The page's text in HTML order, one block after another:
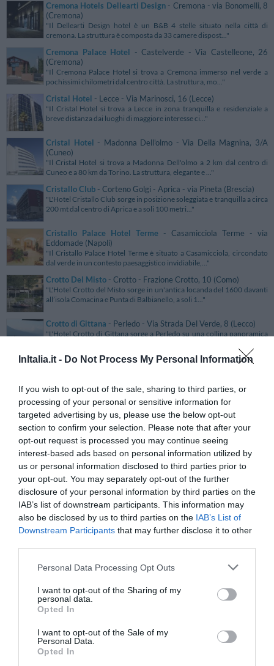
InItalia.it - Do Not Process My Personal Information
If you wish to opt-out of the sale, sharing to third parties, or
processing of your personal or sensitive information for
targeted advertising by us, please use the below opt-out
section to confirm your selection. Please note that after your
opt-out request is processed you may continue seeing
interest-based ads based on personal information utilized by
us or personal information disclosed to third parties prior to
your opt-out. You may separately opt-out of the further
disclosure of your personal information by third parties on the
IAB’s list of downstream participants. This information may
also be disclosed by us to third parties on the IAB’s List of
Downstream Participants that may further disclose it to other
Personal Data Processing Opt Outs
I want to opt-out of the Sharing of my
personal data.
Opted In
I want to opt-out of the Sale of my
Personal Data.
Opted In
Cremona Hotels Dellearti Design - Cremona - via Bonomelli, 8
(Cremona)
"Il Dellearti Design hotel è un B&B 4 stelle situato nella città di
cremona. La struttura è composta da 33 camere dispost..."
Cremona Palace Hotel - Castelverde - Via Castelleone, 26
(Cremona)
"Il Cremona Palace Hotel si trova a Cremona immerso nel verde a
pochissimi chilometri dal centro città. La struttura, mo..."
Cristal Hotel - Lecce - Via Marinosci, 16 (Lecce)
"Il Cristal Hotel si trova a Lecce in zona tranquilla e residenziale a
breve distanza dai luoghi di maggiore interesse ci..."
Cristal Hotel - Madonna Dell'olmo - Via Della Magnina, 3/A
(Cuneo)
"Il Cristal Hotel si trova a Madonna Dell'olmo a 2 km dal centro di
Cuneo e a 80 km da Torino. La struttura, elegante e ..."
Cristallo Club - Corteno Golgi - Aprica - via Pineta (Brescia)
"L'Hotel Cristallo Club sorge in posizione soleggiata e tranquilla a circa
200 mt dal centro di Aprica e a soli 100 metri..."
Cristallo Palace Hotel Terme - Casamicciola Terme - via
Eddomade (Napoli)
"Il Cristallo Palace Hotel Terme è situato a Casamicciola, circondato
dal verde in un contesto paesaggistico invidiabile,..."
Crotto Del Misto - Crotto - Frazione Crotto, 10 (Como)
"L'Hotel Crotto del Misto sorge in un'antica locanda del 1600 davanti
all’isola Comacina e Punta di Balbianello, a soli 1..."
Crotto di Gittana - Perledo - Via Strada Del Verde, 8 (Lecco)
"L'Hotel Crotto di Gittana sorge a Perledo su una collina panoramica
- Milano - Via Melchiorre Gioia, 73
"Il Crowne Plaza Milan City è un hotel a 4 stelle superior di nuova
costruzione situato nel cuore dell'area commerciale d..."
Crowne Plaza Padova - Padova - via Po, 197 (Padova)
"L'Hotel Holiday Inn Padova è una struttura di recente costruzione
dallo stile ricercato e singolare per l'eleganza degli..."
Crowne Plaza Stabiae Sorrento Coast- Castellamare Di Stabia
- S.S. Sorrentina, 145 (Napoli)
"Il Crowne Plaza Stabiae Sorrento Coast è un raffinato albergo 4 stelle
Superior, situato in posizione incantevole sul tr..."
Crowne Plaza Venice East- Quarto D'altino - V.le Resistenza,
18 (Venezia)
"Il Crowne Plaza Venice East offre comfort di alto livello in un
ambiente raffinato, per la riuscita di soggiorni Busines..."
Cruccuris Resort- Villasimius - Cruccuris (Cagliari)
in posizione privilegiata rispetto alla Baia di..."
Cruiser Congress Hotel- Pesaro - viale Trieste, 281 (Pesaro E
Urbino)
"Il Cruiser Congress Hotel è una moderna struttura 4 stelle situata sul
Cubicula Hospitalia
- Montepaone - Via Manzoni, 6
(Catanzaro)